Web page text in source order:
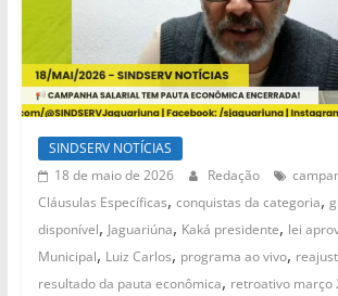
SINDSERV NOTÍCIAS
18 de maio de 2026
Redação
Cláusulas Específicas, conquistas da categoria,
disponível, Jaguariúna, Kaká presidente, lei
Municipal, Luiz Carlos, programa ao vivo,
resultado da pauta econômica, retroativo março